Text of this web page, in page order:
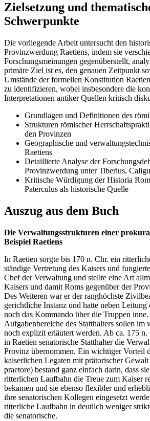
Zielsetzung und
Schwerpunkte
Die vorliegende Arbeit untersucht den
Provinzwerdung Raetiens, indem sie
Forschungsmeinungen gegenüberstellt,
primäre Ziel ist es, den genauen Zeitpunkt
Umstände der formellen Konstitution
zu identifizieren, wobei insbesondere die
Interpretationen antiker Quellen kritisch
Grundlagen und Definitionen des
Strukturen römischer
den Provinzen
Geographische und
Raetiens
Detaillierte Analyse der
Provinzwerdung unter Tiberius,
Kritische Würdigung der Historia
Paterculus als historische Quelle
Auszug aus dem Buch
Die Verwaltungsstrukturen einer
Beispiel Raetiens
In Raetien sorgte bis 170 n. Chr. ein
ständige Vertretung des Kaisers und
Chef der Verwaltung und stellte eine Art
Kaisers und damit Roms gegenüber der
Des Weiteren war er der ranghöchste
gerichtliche Instanz und hatte neben Leitung
noch das Kommando über die Truppen
Aufgabenbereiche des Statthalters sollen im
noch explizit erläutert werden. Ab ca. 175 n.
in Raetien senatorische Statthalter die
Provinz übernommen. Ein wichtiger Vorteil
kaiserlichen Legaten mit prätorischer
praetore) bestand ganz einfach darin, dass
ritterlichen Laufbahn die Treue zum Kaiser
bekamen und sie ebenso flexibler und
ihre senatorischen Kollegen eingesetzt
ritterliche Laufbahn in deutlich weniger
die senatorische.